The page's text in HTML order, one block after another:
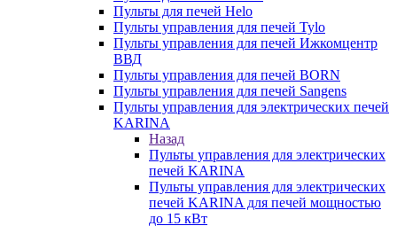
Пульты для печей Helo
Пульты управления для печей Tylo
Пульты управления для печей Ижкомцентр
ВВД
Пульты управления для печей BORN
Пульты управления для печей Sangens
Пульты управления для электрических печей
KARINA
Назад
Пульты управления для электрических
печей KARINA
Пульты управления для электрических
печей KARINA для печей мощностью
до 15 кВт